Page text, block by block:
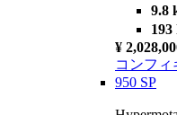
9.8
193
¥
コンフィ
950 SP